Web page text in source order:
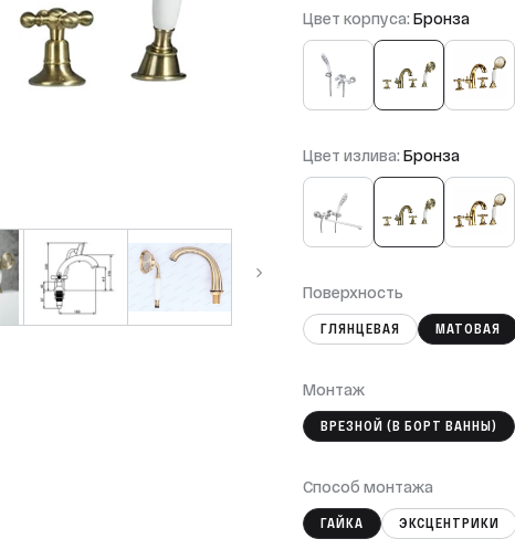
Цвет корпуса:Бронза
Цвет излива:Бронза
Поверхность
ГЛЯНЦЕВАЯ МАТОВАЯ
Монтаж
ВРЕЗНОЙ (В БОРТ ВАННЫ)
Способ монтажа
ГАЙКА ЭКСЦЕНТРИКИ